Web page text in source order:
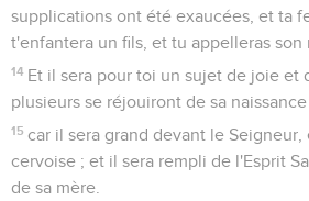
supplications ont été exaucées, et ta
t'enfantera un fils, et tu appelleras son
14 Et il sera pour toi un sujet de joie et
plusieurs se réjouiront de sa naissance
15 car il sera grand devant le
cervoise ; et il sera rempli de l'Esprit
de sa mère.